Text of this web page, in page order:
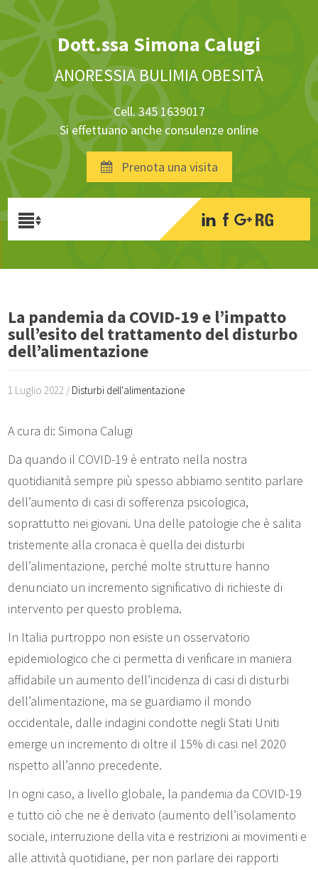
Dott.ssa Simona Calugi
ANORESSIA BULIMIA OBESITÀ
Cell. 345 1639017
Si effettuano anche consulenze online
Prenota una visita
La pandemia da COVID-19 e l’impatto
sull’esito del trattamento del disturbo
dell’alimentazione
1 Luglio 2022 / Disturbi dell'alimentazione
A cura di: Simona Calugi
Da quando il COVID-19 è entrato nella nostra
quotidianità sempre più spesso abbiamo sentito parlare
dell’aumento di casi di sofferenza psicologica,
soprattutto nei giovani. Una delle patologie che è salita
tristemente alla cronaca è quella dei disturbi
dell’alimentazione, perché molte strutture hanno
denunciato un incremento significativo di richieste di
intervento per questo problema.
In Italia purtroppo non esiste un osservatorio
epidemiologico che ci permetta di verificare in maniera
affidabile un aumento dell’incidenza di casi di disturbi
dell’alimentazione, ma se guardiamo il mondo
occidentale, dalle indagini condotte negli Stati Uniti
emerge un incremento di oltre il 15% di casi nel 2020
rispetto all’anno precedente.
In ogni caso, a livello globale, la pandemia da COVID-19
e tutto ciò che ne è derivato (aumento dell’isolamento
sociale, interruzione della vita e restrizioni ai movimenti e
alle attività quotidiane, per non parlare dei rapporti